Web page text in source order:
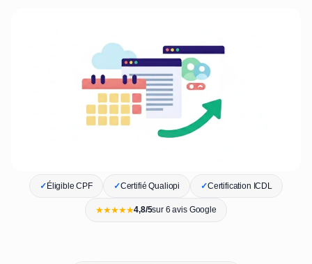
✓Éligible CPF ✓Certifié Qualiopi ✓Certification ICDL
★★★★★4,8/5sur 6 avis Google